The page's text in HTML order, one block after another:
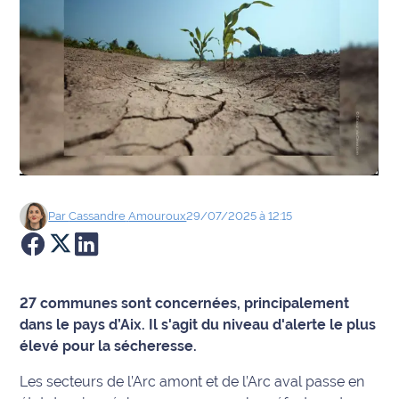
Agenda
Faits
divers
Sports
Société
Culture
Éducation
Emploi
Environnement
ParCassandre Amouroux29/07/2025 à 12:15
27 communes sont concernées, principalement
dans le pays d’Aix. Il s'agit du niveau d'alerte le plus
élevé pour la sécheresse.
Les secteurs de l’Arc amont et de l’Arc aval passe en